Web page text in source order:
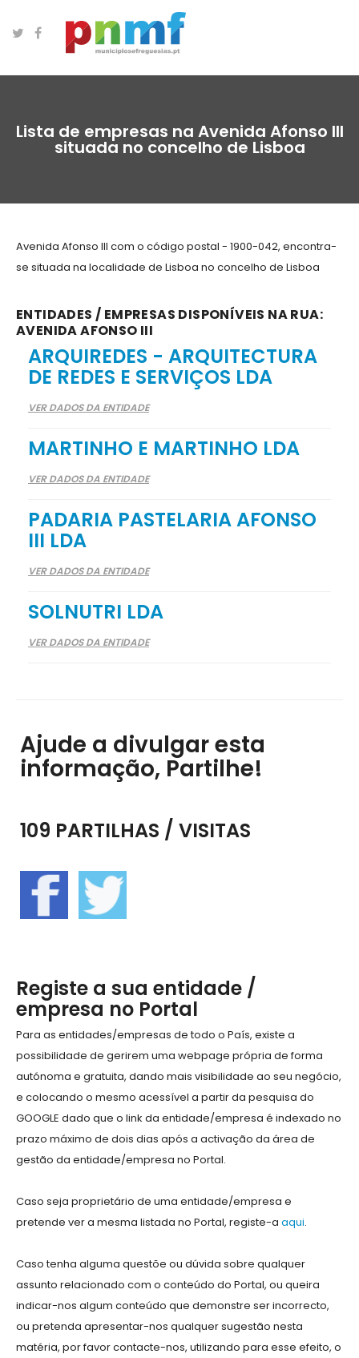
Lista de empresas na Avenida Afonso III
situada no concelho de Lisboa
Avenida Afonso III com o código postal - 1900-042, encontra-
se situada na localidade de Lisboa no concelho de Lisboa
ENTIDADES / EMPRESAS DISPONÍVEIS NA RUA:
AVENIDA AFONSO III
ARQUIREDES - ARQUITECTURA
DE REDES E SERVIÇOS LDA
VER DADOS DA ENTIDADE
MARTINHO E MARTINHO LDA
VER DADOS DA ENTIDADE
PADARIA PASTELARIA AFONSO
III LDA
VER DADOS DA ENTIDADE
SOLNUTRI LDA
VER DADOS DA ENTIDADE
Ajude a divulgar esta
informação, Partilhe!
109 PARTILHAS / VISITAS
Registe a sua entidade /
empresa no Portal
Para as entidades/empresas de todo o País, existe a
possibilidade de gerirem uma webpage própria de forma
autónoma e gratuita, dando mais visibilidade ao seu negócio,
e colocando o mesmo acessível a partir da pesquisa do
GOOGLE dado que o link da entidade/empresa é indexado no
prazo máximo de dois dias após a activação da área de
gestão da entidade/empresa no Portal.
Caso seja proprietário de uma entidade/empresa e
pretende ver a mesma listada no Portal, registe-a aqui.
Caso tenha alguma questõe ou dúvida sobre qualquer
assunto relacionado com o conteúdo do Portal, ou queira
indicar-nos algum conteúdo que demonstre ser incorrecto,
ou pretenda apresentar-nos qualquer sugestão nesta
matéria, por favor contacte-nos, utilizando para esse efeito, o